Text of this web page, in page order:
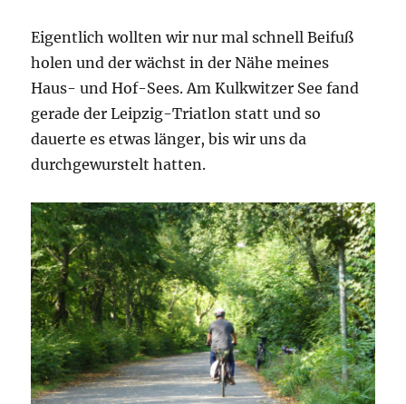
Eigentlich wollten wir nur mal schnell Beifuß
holen und der wächst in der Nähe meines
Haus- und Hof-Sees. Am Kulkwitzer See fand
gerade der Leipzig-Triatlon statt und so
dauerte es etwas länger, bis wir uns da
durchgewurstelt hatten.